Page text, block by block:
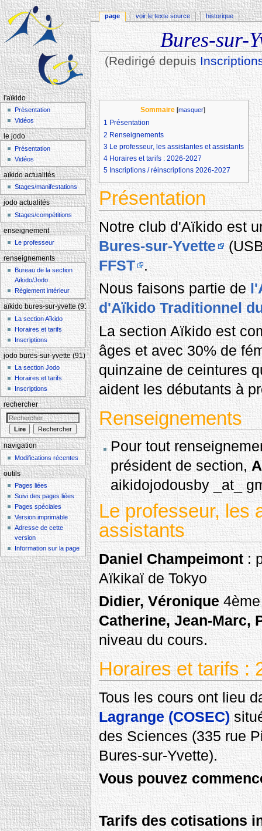
Bures-sur-
(Redirigé depuis
Aller à : navigation ,rechercher
Sommaire[masquer]
1 Présentation
2 Renseignements
3 Le professeur, les assistantes et assistants
4 Horaires et tarifs : 2026-2027
5 Inscriptions / réinscriptions 2026-2027
Présentation
Notre club d'Aïkido est
Bures-sur-Yvette
FFST .
Nous faisons partie de
d'Aïkido Traditionnel
La section Aïkido est
âges et avec 30% de
quinzaine de ceintures
aident les débutants à
Renseignements
Pour tout
président de section,
aikidojodousby _at_
Le professeur, les
assistants
Daniel Champeimont:
Aïkikaï de Tokyo
Didier, Véronique4ème
Catherine, Jean-Marc,
niveau du cours.
Horaires et tarifs :
Tous les cours ont lieu
Lagrange (COSEC)
des Sciences (335 rue
Bures-sur-Yvette).
Vous pouvez
Tarifs des cotisations
page voir le texte source historique
l'aïkido
Présentation
Vidéos
le jodo
Présentation
Vidéos
aïkido actualités
Stages/manifestations
jodo actualités
Stages/compétitions
enseignement
Le professeur
renseignements
Bureau de la section
Aïkido/Jodo
Règlement intérieur
aïkido bures-sur-yvette (91)
La section Aïkido
Horaires et tarifs
Inscriptions
jodo bures-sur-yvette (91)
La section Jodo
Horaires et tarifs
Inscriptions
rechercher
navigation
Modifications récentes
outils
Pages liées
Suivi des pages liées
Pages spéciales
Version imprimable
Adresse de cette
version
Information sur la page